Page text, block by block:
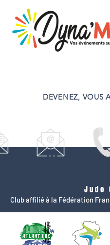
DEVENEZ, VOUS
Judo
Club affilié à la Fédération